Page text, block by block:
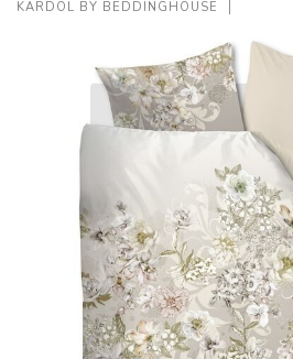
KARDOL BY BEDDINGHOUSE